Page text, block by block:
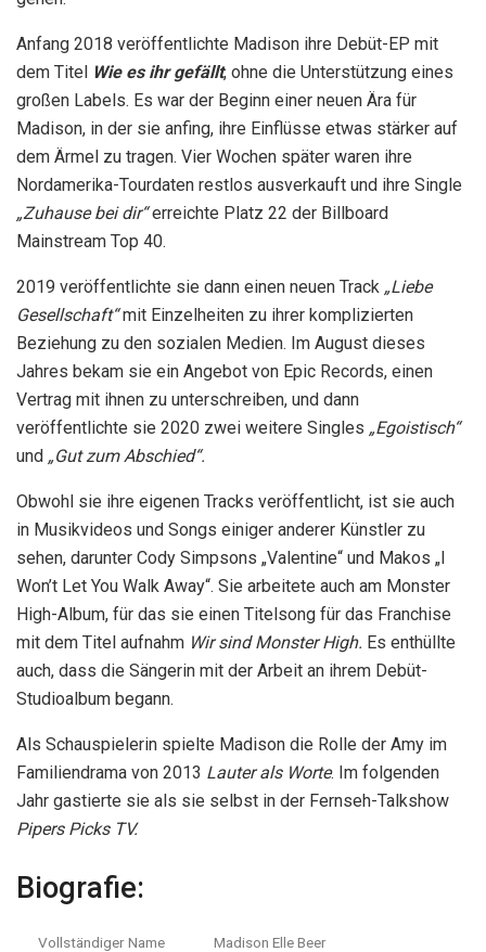
Anfang 2018 veröffentlichte Madison ihre Debüt-EP mit
dem Titel Wie es ihr gefällt, ohne die Unterstützung eines
großen Labels. Es war der Beginn einer neuen Ära für
Madison, in der sie anfing, ihre Einflüsse etwas stärker auf
dem Ärmel zu tragen. Vier Wochen später waren ihre
Nordamerika-Tourdaten restlos ausverkauft und ihre Single
„Zuhause bei dir“erreichte Platz 22 der Billboard
Mainstream Top 40.
2019 veröffentlichte sie dann einen neuen Track „Liebe
Gesellschaft“mit Einzelheiten zu ihrer komplizierten
Beziehung zu den sozialen Medien. Im August dieses
Jahres bekam sie ein Angebot von Epic Records, einen
Vertrag mit ihnen zu unterschreiben, und dann
veröffentlichte sie 2020 zwei weitere Singles „Egoistisch“
und „Gut zum Abschied“.
Obwohl sie ihre eigenen Tracks veröffentlicht, ist sie auch
in Musikvideos und Songs einiger anderer Künstler zu
sehen, darunter Cody Simpsons „Valentine“ und Makos „I
Won’t Let You Walk Away“. Sie arbeitete auch am Monster
High-Album, für das sie einen Titelsong für das Franchise
mit dem Titel aufnahm Wir sind Monster High. Es enthüllte
auch, dass die Sängerin mit der Arbeit an ihrem Debüt-
Studioalbum begann.
Als Schauspielerin spielte Madison die Rolle der Amy im
Familiendrama von 2013 Lauter als Worte. Im folgenden
Jahr gastierte sie als sie selbst in der Fernseh-Talkshow
Pipers Picks TV.
Biografie:
Vollständiger Name Madison Elle Beer